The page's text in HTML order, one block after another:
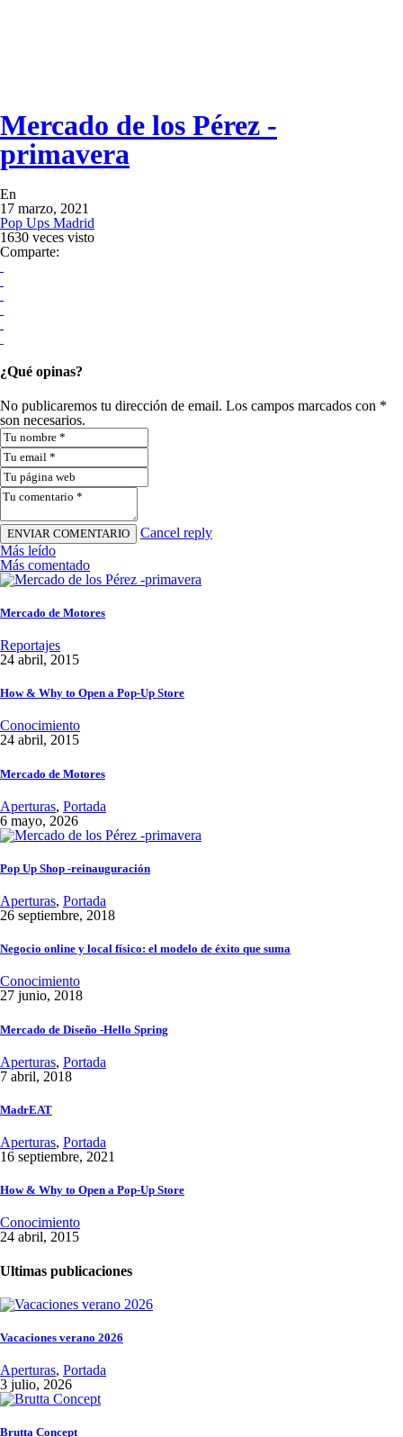
Mercado de los Pérez -
primavera
En
17 marzo, 2021
Pop Ups Madrid
1630 veces visto
Comparte:
¿Qué opinas?
No publicaremos tu dirección de email. Los campos marcados con *
son necesarios.
Cancel reply
Más leído
Más comentado
Mercado de Motores
Reportajes
24 abril, 2015
How & Why to Open a Pop-Up Store
Conocimiento
24 abril, 2015
Mercado de Motores
Aperturas, Portada
6 mayo, 2026
Pop Up Shop -reinauguración
Aperturas, Portada
26 septiembre, 2018
Negocio online y local físico: el modelo de éxito que suma
Conocimiento
27 junio, 2018
Mercado de Diseño -Hello Spring
Aperturas, Portada
7 abril, 2018
MadrEAT
Aperturas, Portada
16 septiembre, 2021
How & Why to Open a Pop-Up Store
Conocimiento
24 abril, 2015
Ultimas publicaciones
Vacaciones verano 2026
Aperturas, Portada
3 julio, 2026
Brutta Concept